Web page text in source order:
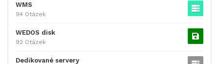
WMS
94 Otázek
WEDOS disk
92 Otázek
Dedikované servery